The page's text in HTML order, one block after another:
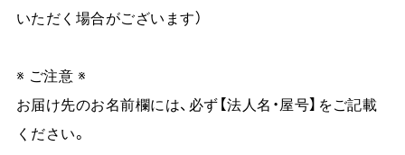
いただく場合がございます）
※ ご注意 ※
お届け先のお名前欄には、必ず【法人名・屋号】をご記載
ください。